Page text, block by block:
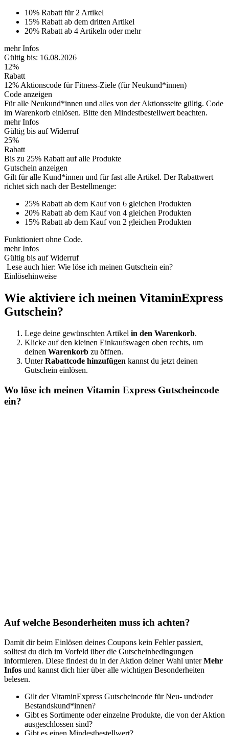
10% Rabatt für 2 Artikel
15% Rabatt ab dem dritten Artikel
20% Rabatt ab 4 Artikeln oder mehr
mehr Infos
Gültig bis: 16.08.2026
12%
Rabatt
12% Aktionscode für Fitness-Ziele (für Neukund*innen)
Code anzeigen
Für alle Neukund*innen und alles von der Aktionsseite gültig. Code
im Warenkorb einlösen. Bitte den Mindestbestellwert beachten.
mehr Infos
Gültig bis auf Widerruf
25%
Rabatt
Bis zu 25% Rabatt auf alle Produkte
Gutschein anzeigen
Gilt für alle Kund*innen und für fast alle Artikel. Der Rabattwert
richtet sich nach der Bestellmenge:
25% Rabatt ab dem Kauf von 6 gleichen Produkten
20% Rabatt ab dem Kauf von 4 gleichen Produkten
15% Rabatt ab dem Kauf von 2 gleichen Produkten
Funktioniert ohne Code.
mehr Infos
Gültig bis auf Widerruf
Lese auch hier: Wie löse ich meinen Gutschein ein?
Einlösehinweise
Wie aktiviere ich meinen VitaminExpress
Gutschein?
Lege deine gewünschten Artikel in den Warenkorb.
Klicke auf den kleinen Einkaufswagen oben rechts, um
deinen Warenkorb zu öffnen.
UnterRabattcode hinzufügen kannst du jetzt deinen
Gutschein einlösen.
Wo löse ich meinen Vitamin Express Gutscheincode
ein?
Auf welche Besonderheiten muss ich achten?
Damit dir beim Einlösen deines Coupons kein Fehler passiert,
solltest du dich im Vorfeld über die Gutscheinbedingungen
informieren. Diese findest du in der Aktion deiner Wahl unterMehr
Infos und kannst dich hier über alle wichtigen Besonderheiten
belesen.
Gilt der VitaminExpress Gutscheincode für Neu- und/oder
Bestandskund*innen?
Gibt es Sortimente oder einzelne Produkte, die von der Aktion
ausgeschlossen sind?
Gibt es einen Mindestbestellwert?